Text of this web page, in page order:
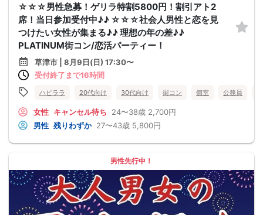
☆☆☆男性急募！ゲリラ特割5800円！割引アト2
席！当日参加受付中♪♪ ☆☆☆社会人男性と恋を見
つけたい女性が集まる♪♪ 理想の年の差♪♪
PLATINUM街コン/恋活パーティー！
草津市 | 8月9日(日) 17:30〜
受付終了まで16時間
ハピララ 20代向け 30代向け 街コン 個室 公務員
女性 キャンセル待ち 24〜38歳 2,700円
男性 残りわずか 27〜43歳 5,800円
男性先行中！